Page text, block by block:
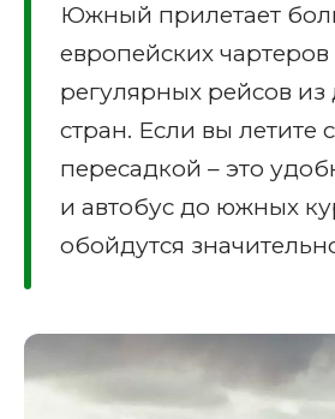
Южный прилетает
европейских чартеров
регулярных рейсов из
стран. Если вы летите с
пересадкой – это
и автобус до южных
обойдутся